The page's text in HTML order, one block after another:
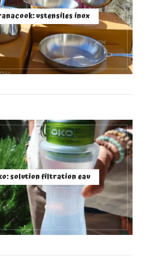
ustensiles inox
solution filtration eau